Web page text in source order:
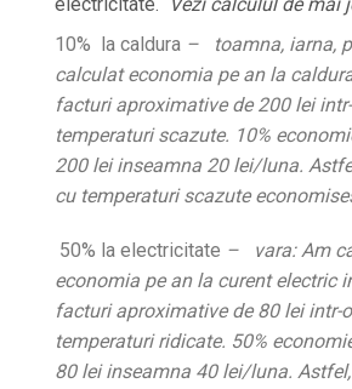
10% la caldura – toamna, iarna,
calculat economia pe an la
facturi aproximative de 200 lei
temperaturi scazute. 10%
200 lei inseamna 20 lei/luna.
cu temperaturi scazute
50% la electricitate – vara: Am
economia pe an la curent electric
facturi aproximative de 80 lei intr-
temperaturi ridicate. 50%
80 lei inseamna 40 lei/luna.